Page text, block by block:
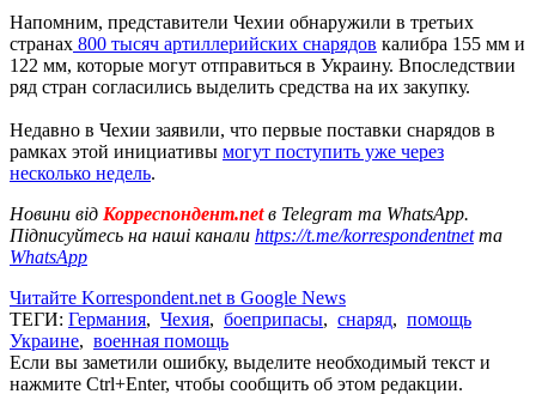
Напомним, представители Чехии обнаружили в третьих
странах 800 тысяч артиллерийских снарядов калибра 155 мм и
122 мм, которые могут отправиться в Украину. Впоследствии
ряд стран согласились выделить средства на их закупку.
Недавно в Чехии заявили, что первые поставки снарядов в
рамках этой инициативы могут поступить уже через
несколько недель.
Новини від Корреспондент.netв Telegram та WhatsApp.
Підписуйтесь на наші канали https://t.me/korrespondentnetта
WhatsApp
Читайте Korrespondent.net в Google News
ТЕГИ: Германия, Чехия, боеприпасы, снаряд, помощь
Украине, военная помощь
Если вы заметили ошибку, выделите необходимый текст и
нажмите Ctrl+Enter, чтобы сообщить об этом редакции.